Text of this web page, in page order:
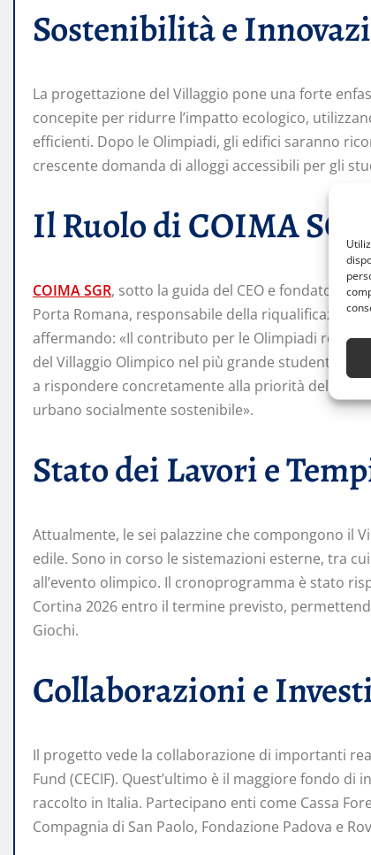
Sostenibilità e
La progettazione del Villaggio pone una forte
concepite per ridurre l’impatto ecologico,
efficienti. Dopo le Olimpiadi, gli edifici saranno
crescente domanda di alloggi accessibili per gli
Il Ruolo di COIMA SGR
COIMA SGR, sotto la guida del CEO e fondatore
Porta Romana, responsabile della riqualificazione
affermando: «Il contributo per le Olimpiadi
del Villaggio Olimpico nel più grande studentato
a rispondere concretamente alla priorità delle
urbano socialmente sostenibile».
Stato dei Lavori e
Attualmente, le sei palazzine che compongono il
edile. Sono in corso le sistemazioni esterne, tra
all’evento olimpico. Il cronoprogramma è stato
Cortina 2026 entro il termine previsto,
Giochi.
Collaborazioni e
Il progetto vede la collaborazione di importanti
Fund (CECIF). Quest’ultimo è il maggiore fondo
raccolto in Italia. Partecipano enti come Cassa
Compagnia di San Paolo, Fondazione Padova e